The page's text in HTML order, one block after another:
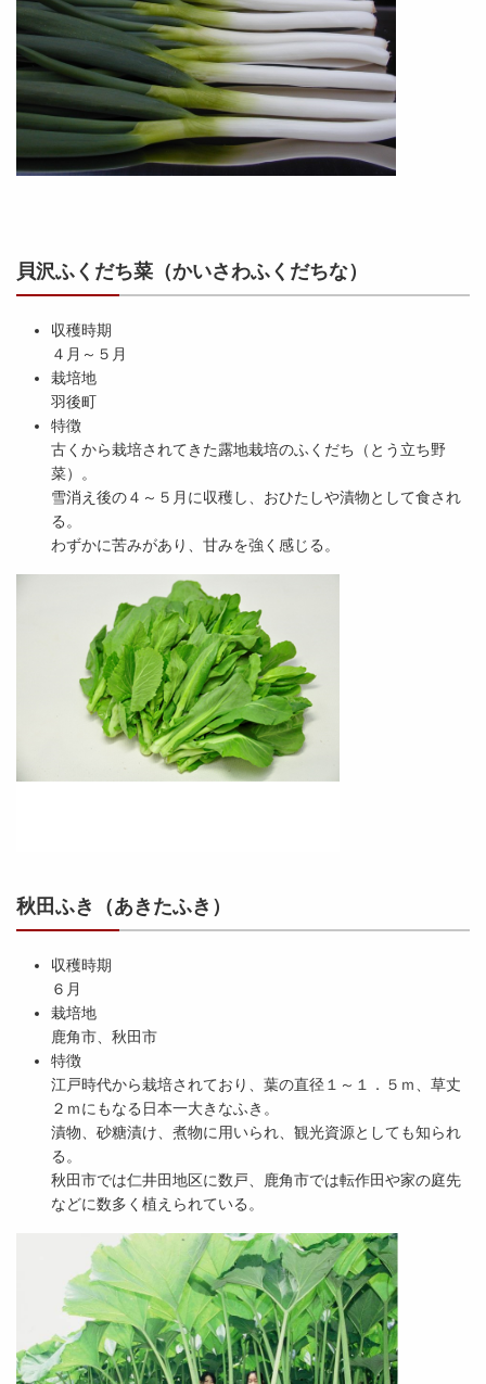
貝沢ふくだち菜（かいさわふくだちな）
収穫時期
４月～５月
栽培地
羽後町
特徴
古くから栽培されてきた露地栽培のふくだち（とう立ち野
菜）。
雪消え後の４～５月に収穫し、おひたしや漬物として食され
る。
わずかに苦みがあり、甘みを強く感じる。
秋田ふき（あきたふき）
収穫時期
６月
栽培地
鹿角市、秋田市
特徴
江戸時代から栽培されており、葉の直径１～１．５ｍ、草丈
２ｍにもなる日本一大きなふき。
漬物、砂糖漬け、煮物に用いられ、観光資源としても知られ
る。
秋田市では仁井田地区に数戸、鹿角市では転作田や家の庭先
などに数多く植えられている。